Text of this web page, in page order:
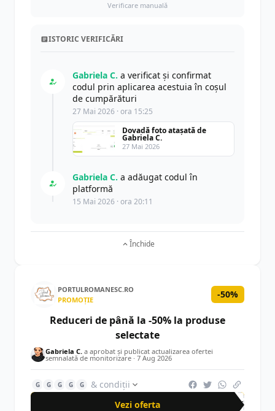
Verificare manuală
ISTORIC VERIFICĂRI
Gabriela C. a verificat și confirmat
codul prin aplicarea acestuia în coșul
de cumpărături
27 Mai 2026 · ora 15:25
Dovadă foto atașată de
Gabriela C.
27 Mai 2026
Gabriela C. a adăugat codul în
platformă
15 Mai 2026 · ora 20:11
Închide
PORTULROMANESC.RO
PROMOȚIE
-50%
Reduceri de până la -50% la produse
selectate
Gabriela C. a aprobat și publicat actualizarea ofertei
semnalată de monitorizare · 7 Aug 2026
G G G G G
& condiții
Vezi oferta
-50%